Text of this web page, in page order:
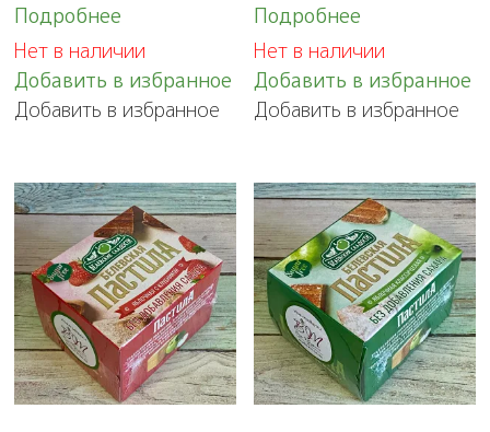
Подробнее
Нет в наличии
Добавить в избранное
Добавить в избранное
Подробнее
Нет в наличии
Добавить в избранное
Добавить в избранное